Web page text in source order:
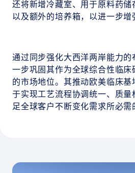
还将新增冷藏室、用于原料药储
以及额外的培养箱，以进一步增
通过同步强化大西洋两岸能力
一步巩固其作为全球综合性临
的市场地位。其推动欧美临床
于实现工艺流程协调统一、质
足全球客户不断变化需求所必需